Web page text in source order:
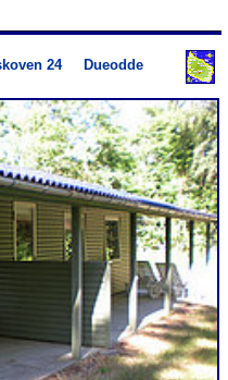
24 Dueodde